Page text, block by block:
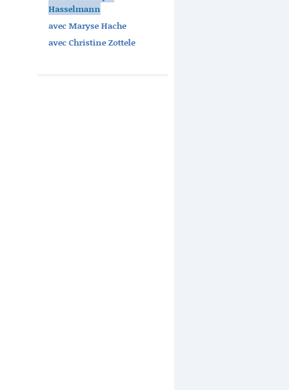
Hasselmann
avec Maryse Hache
avec Christine Zottele